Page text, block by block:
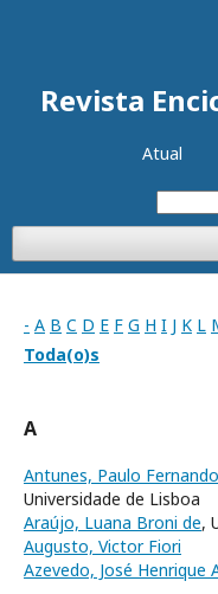
Revista
Atual
- A B C D E F G H I J K L
Toda(o)s
A
Antunes, Paulo
Universidade de Lisboa
Araújo, Luana Broni de,
Augusto, Victor Fiori
Azevedo, José Henrique